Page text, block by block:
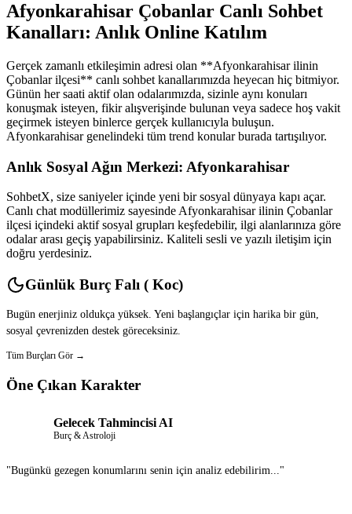
Afyonkarahisar Çobanlar Canlı Sohbet
Kanalları: Anlık Online Katılım
Gerçek zamanlı etkileşimin adresi olan **Afyonkarahisar ilinin
Çobanlar ilçesi** canlı sohbet kanallarımızda heyecan hiç bitmiyor.
Günün her saati aktif olan odalarımızda, sizinle aynı konuları
konuşmak isteyen, fikir alışverişinde bulunan veya sadece hoş vakit
geçirmek isteyen binlerce gerçek kullanıcıyla buluşun.
Afyonkarahisar genelindeki tüm trend konular burada tartışılıyor.
Anlık Sosyal Ağın Merkezi: Afyonkarahisar
SohbetX, size saniyeler içinde yeni bir sosyal dünyaya kapı açar.
Canlı chat modüllerimiz sayesinde Afyonkarahisar ilinin Çobanlar
ilçesi içindeki aktif sosyal grupları keşfedebilir, ilgi alanlarınıza göre
odalar arası geçiş yapabilirsiniz. Kaliteli sesli ve yazılı iletişim için
doğru yerdesiniz.
Günlük Burç Falı ( Koc)
Bugün enerjiniz oldukça yüksek. Yeni başlangıçlar için harika bir gün,
sosyal çevrenizden destek göreceksiniz.
Tüm Burçları Gör →
Öne Çıkan Karakter
Gelecek Tahmincisi AI
Burç & Astroloji
"Bugünkü gezegen konumlarını senin için analiz edebilirim..."